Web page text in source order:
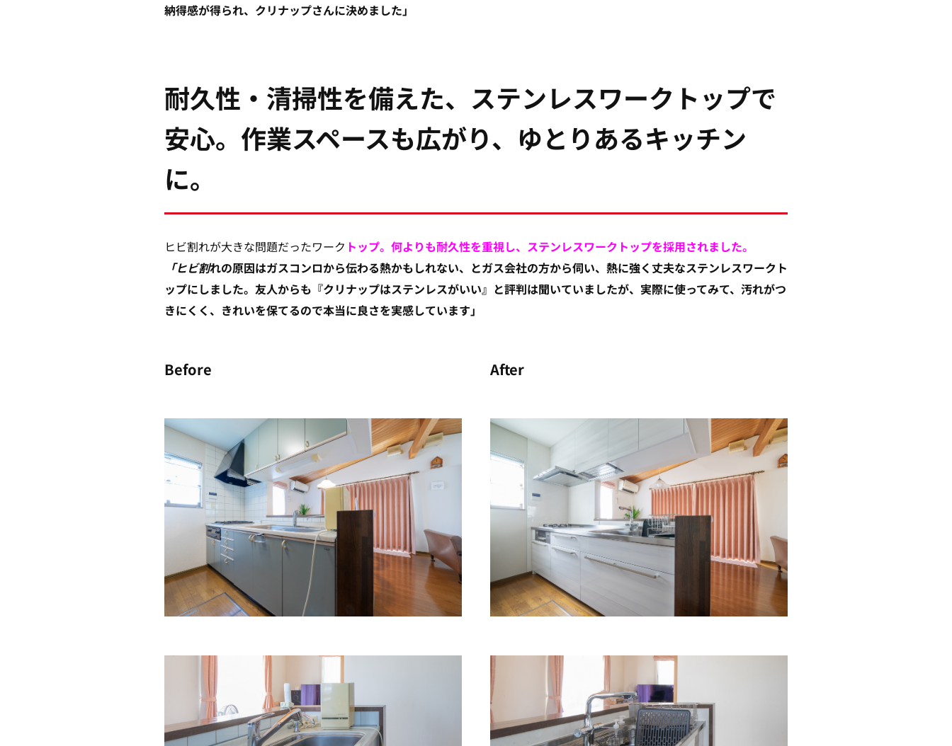
納得感が得られ、クリナップさんに決めました」
耐久性・清掃性を備えた、ステンレスワークトップで
安心。作業スペースも広がり、ゆとりあるキッチン
に。
ヒビ割れが大きな問題だったワーク トップ。何よりも耐久性を重視し、ステンレスワークトップを採用されました。
「ヒビ割れの原因はガスコンロから伝わる熱かもしれない、とガス会社の方から伺い、熱に強く丈夫なステンレスワークト
ップにしました。友人からも『クリナップはステンレスがいい』と評判は聞いていましたが、実際に使ってみて、汚れがつ
きにくく、きれいを保てるので本当に良さを実感しています」
Before After